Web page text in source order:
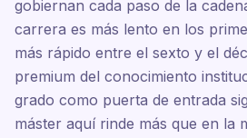
gobiernan cada paso de la
carrera es más lento en los
más rápido entre el sexto y el
premium del conocimiento
grado como puerta de entrada
máster aquí rinde más que en la